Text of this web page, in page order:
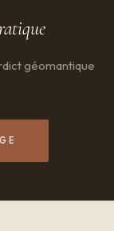
géomantique